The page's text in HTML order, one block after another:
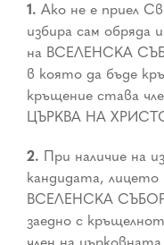
1. Ако не е приел
избира сам обряда
на ВСЕЛЕНСКА
в която да бъде
кръщение става
ЦЪРКВА НА
2. При наличие на
кандидата,
ВСЕЛЕНСКА
заедно с